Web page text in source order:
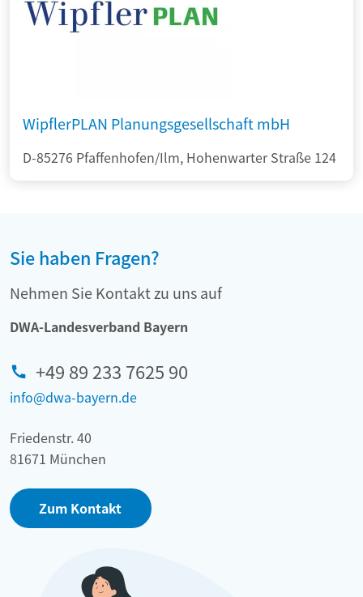
WipflerPLAN Planungsgesellschaft mbH
D-85276 Pfaffenhofen/Ilm, Hohenwarter Straße 124
Sie haben Fragen?
Nehmen Sie Kontakt zu uns auf
DWA-Landesverband Bayern
+49 89 233 7625 90
info@dwa-bayern.de
Friedenstr. 40
81671 München
Zum Kontakt